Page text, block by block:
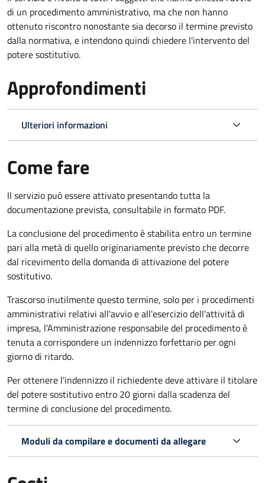
di un procedimento amministrativo, ma che non hanno
ottenuto riscontro nonostante sia decorso il termine previsto
dalla normativa, e intendono quindi chiedere l'intervento del
potere sostitutivo.
Approfondimenti
Ulteriori informazioni
Come fare
Il servizio può essere attivato presentando tutta la
documentazione prevista, consultabile in formato PDF.
La conclusione del procedimento è stabilita entro un termine
pari alla metà di quello originariamente previsto che decorre
dal ricevimento della domanda di attivazione del potere
sostitutivo.
Trascorso inutilmente questo termine, solo per i procedimenti
amministrativi relativi all'avvio e all'esercizio dell'attività di
impresa, l'Amministrazione responsabile del procedimento è
tenuta a corrispondere un indennizzo forfettario per ogni
giorno di ritardo.
Per ottenere l'indennizzo il richiedente deve attivare il titolare
del potere sostitutivo entro 20 giorni dalla scadenza del
termine di conclusione del procedimento.
Moduli da compilare e documenti da allegare